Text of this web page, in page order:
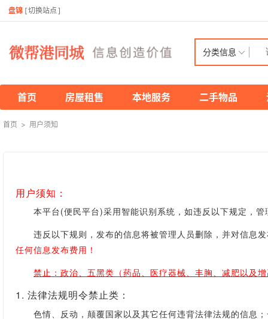
盘锦 [切换站点 ]
分类信息
首页 房屋租售 本地服务 二手物品
首页 > 用户须知
用户须知：
本平台(便民平台)采用智能识别系统，如违反以下规定，管
违反以下规则，发布的信息将被管理人员删除，并对信息
任何信息发布费用！
禁止：政治、五黑类（药品、医疗器械、丰胸、减肥以及
1. 法律法规明令禁止类：
色情、反动，颠覆国家以及其它任何违背法律法规的信息